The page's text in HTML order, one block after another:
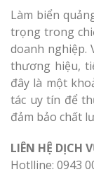
Làm biển
trọng trong
doanh nghiệp.
thương hiệu,
đây là một
tác uy tín để
đảm bảo chất
LIÊN HỆ DỊCH
Hotlline: 0943